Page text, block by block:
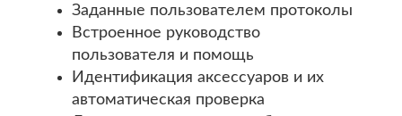
Заданные пользователем протоколы
Встроенное руководство
пользователя и помощь
Идентификация аксессуаров и их
автоматическая проверка